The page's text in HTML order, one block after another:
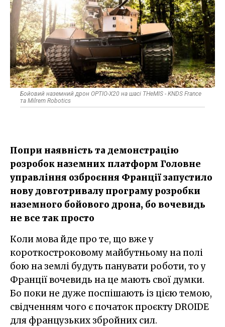
Бойовий наземний дрон OPTIO-X20 на шасі THeMIS - KNDS France
та Milrem Robotics
Попри наявність та демонстрацію
розробок наземних платформ Головне
управління озброєння Франції запустило
нову довготривалу програму розробки
наземного бойового дрона, бо вочевидь
не все так просто
Коли мова йде про те, що вже у
короткостроковому майбутньому на полі
бою на землі будуть панувати роботи, то у
Франції вочевидь на це мають свої думки.
Бо поки не дуже поспішають із цією темою,
свідченням чого є початок проєкту DROIDE
для французьких збройних сил.